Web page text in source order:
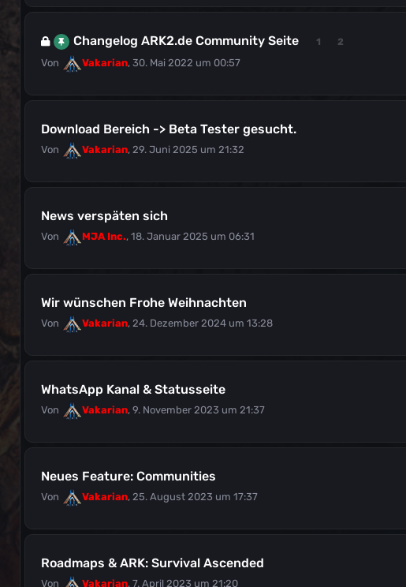
Changelog ARK2.de Community Seite 1 2
Von Vakarian, 30. Mai 2022 um 00:57
Download Bereich -> Beta Tester gesucht.
Von Vakarian, 29. Juni 2025 um 21:32
News verspäten sich
Von MJA Inc., 18. Januar 2025 um 06:31
Wir wünschen Frohe Weihnachten
Von Vakarian, 24. Dezember 2024 um 13:28
WhatsApp Kanal & Statusseite
Von Vakarian, 9. November 2023 um 21:37
Neues Feature: Communities
Von Vakarian, 25. August 2023 um 17:37
Roadmaps & ARK: Survival Ascended
Von Vakarian, 7. April 2023 um 21:20